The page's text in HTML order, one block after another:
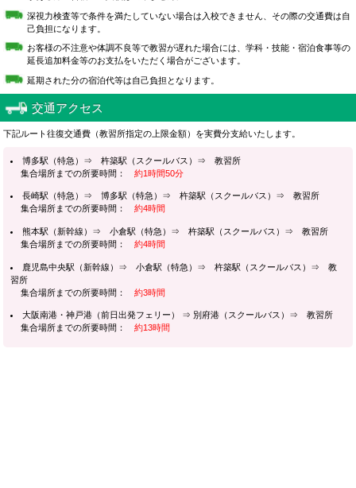
深視力検査等で条件を満たしていない場合は入校できません、その際の交通費は自
己負担になります。
お客様の不注意や体調不良等で教習が遅れた場合には、学科・技能・宿泊食事等の
延長追加料金等のお支払をいただく場合がございます。
延期された分の宿泊代等は自己負担となります。
交通アクセス
下記ルート往復交通費（教習所指定の上限金額）を実費分支給いたします。
博多駅（特急）⇒ 杵築駅（スクールバス）⇒ 教習所
集合場所までの所要時間： 約1時間50分
長崎駅（特急）⇒ 博多駅（特急）⇒ 杵築駅（スクールバス）⇒ 教習所
集合場所までの所要時間： 約4時間
熊本駅（新幹線）⇒ 小倉駅（特急）⇒ 杵築駅（スクールバス）⇒ 教習所
集合場所までの所要時間： 約4時間
鹿児島中央駅（新幹線）⇒ 小倉駅（特急）⇒ 杵築駅（スクールバス）⇒ 教
習所
集合場所までの所要時間： 約3時間
大阪南港・神戸港（前日出発フェリー） ⇒ 別府港（スクールバス）⇒ 教習所
集合場所までの所要時間： 約13時間